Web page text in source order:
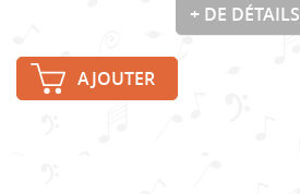
+ DE DÉTAILS
AJOUTER